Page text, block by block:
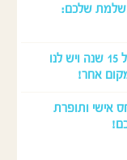
שלכם:
כי יוון היא הבית והמומחיות שלנו מעל 15 שנה ויש לנו
אחר!
אישי ותופרת